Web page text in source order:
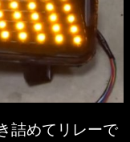
詰めてリレーで